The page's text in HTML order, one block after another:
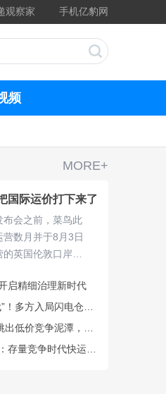
观察家 手机亿豹网
频
MORE+
国际运价打下来了
布会之前，菜鸟此
营数月并于8月3日
的英国伦敦口岸
验、末端派送收拢
体系，包裹落地后
时完成末端派送。
启精细治理新时代